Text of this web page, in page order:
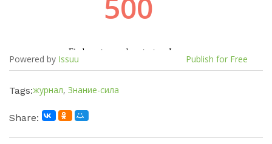
Powered by Issuu Publish for Free
Tags:журнал, Знание-сила
Share: